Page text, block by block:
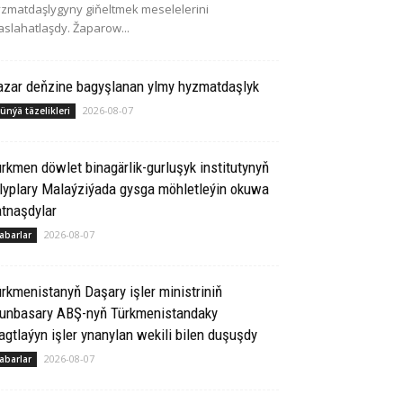
giňeltmek meselelerini
Žaparow...
deňzine bagyşlanan ylmy hyzmatdaşlyk
täzelikleri 2026-08-07
döwlet binagärlik-gurluşyk institutynyň
Malaýziýada gysga möhletleýin okuwa
2026-08-07
Daşary işler ministriniň
ABŞ-nyň Türkmenistandaky
işler ynanylan wekili bilen duşuşdy
2026-08-07